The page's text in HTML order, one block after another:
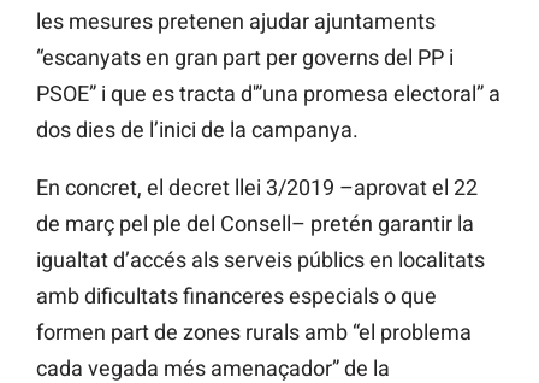
les mesures pretenen ajudar ajuntaments
“escanyats en gran part per governs del PP i
PSOE” i que es tracta d'”una promesa electoral” a
dos dies de l’inici de la campanya.
En concret, el decret llei 3/2019 –aprovat el 22
de març pel ple del Consell– pretén garantir la
igualtat d’accés als serveis públics en localitats
amb dificultats financeres especials o que
formen part de zones rurals amb “el problema
cada vegada més amenaçador” de la